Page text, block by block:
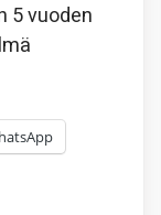
5 vuoden